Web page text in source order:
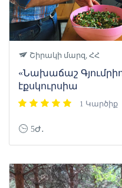
Շիրակի մարզ, ՀՀ
«Նախաճաշ
էքսկուրսիա
1 Կարծիք
5Ժ․